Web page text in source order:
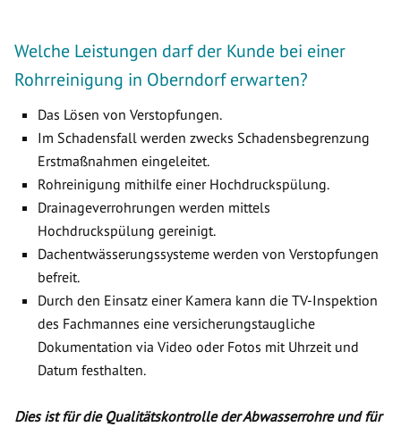
Welche Leistungen darf der Kunde bei einer
Rohrreinigung in Oberndorf erwarten?
Das Lösen von Verstopfungen.
Im Schadensfall werden zwecks Schadensbegrenzung
Erstmaßnahmen eingeleitet.
Rohreinigung mithilfe einer Hochdruckspülung.
Drainageverrohrungen werden mittels
Hochdruckspülung gereinigt.
Dachentwässerungssysteme werden von Verstopfungen
befreit.
Durch den Einsatz einer Kamera kann die TV-Inspektion
des Fachmannes eine versicherungstaugliche
Dokumentation via Video oder Fotos mit Uhrzeit und
Datum festhalten.
Dies ist für die Qualitätskontrolle der Abwasserrohre und für